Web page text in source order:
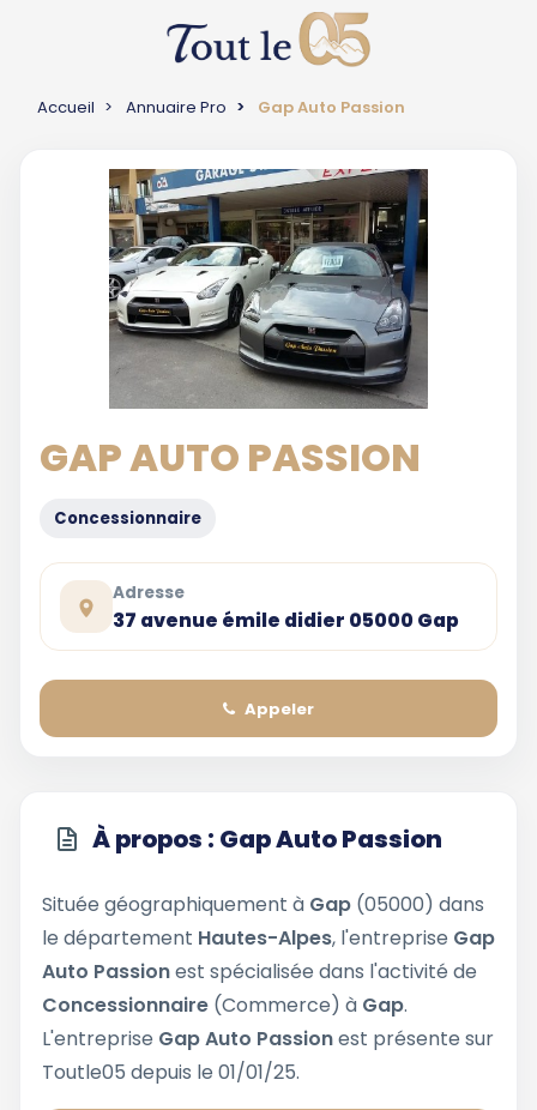
Accueil Annuaire Pro Gap Auto Passion
GAP AUTO PASSION
Concessionnaire
Adresse
37 avenue émile didier 05000 Gap
Appeler
À propos : Gap Auto Passion
Située géographiquement à Gap (05000) dans
le département Hautes-Alpes, l'entreprise Gap
Auto Passionest spécialisée dans l'activité de
Concessionnaire (Commerce) à Gap.
L'entreprise Gap Auto Passionest présente sur
Toutle05 depuis le 01/01/25.